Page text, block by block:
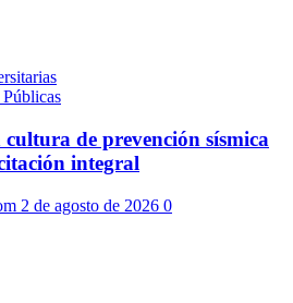
de prevención sísmica
integral
2 de agosto de 2026 0